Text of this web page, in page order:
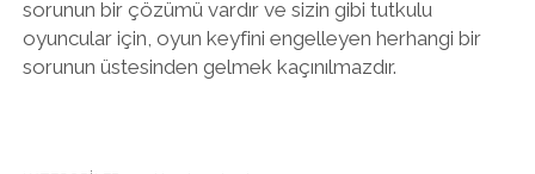
sorunun bir çözümü vardır ve sizin gibi tutkulu
oyuncular için, oyun keyfini engelleyen herhangi bir
sorunun üstesinden gelmek kaçınılmazdır.